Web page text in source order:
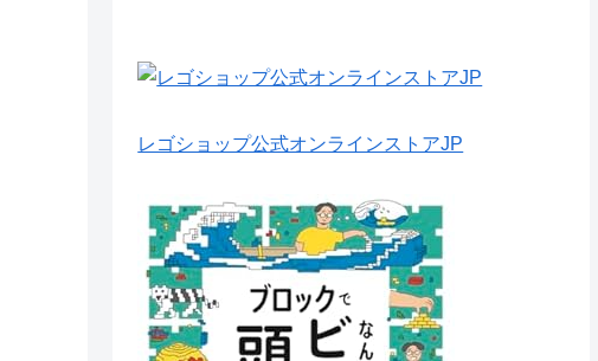
レゴショップ公式オンラインストアJP